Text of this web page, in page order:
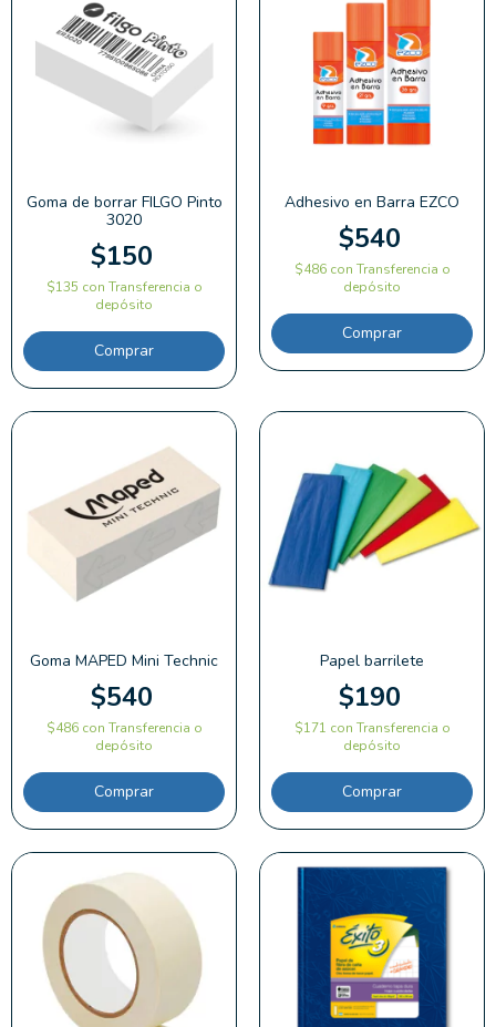
Goma de borrar FILGO Pinto
3020
$150
$135 con Transferencia o
depósito
Adhesivo en Barra EZCO
$540
$486 con Transferencia o
depósito
Comprar
Goma MAPED Mini Technic
$540
$486 con Transferencia o
depósito
Papel barrilete
$190
$171 con Transferencia o
depósito
Comprar